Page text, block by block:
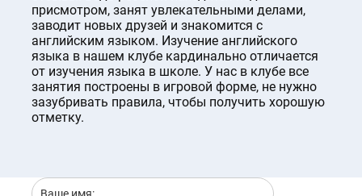
присмотром, занят увлекательными делами,
заводит новых друзей и знакомится с
английским языком. Изучение английского
языка в нашем клубе кардинально отличается
от изучения языка в школе. У нас в клубе все
занятия построены в игровой форме, не нужно
зазубривать правила, чтобы получить хорошую
отметку.